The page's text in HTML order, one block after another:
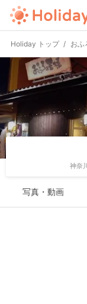
Holiday トップ おふ
神奈
写真・動画